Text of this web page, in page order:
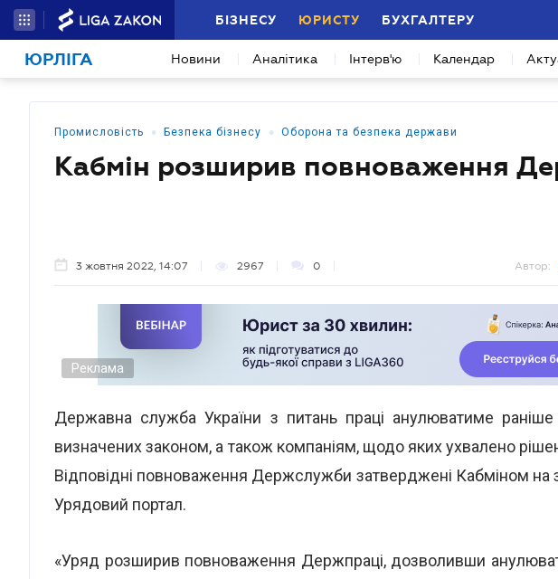
БІЗНЕСУ ЮРИСТУ БУХГАЛТЕРУ
ЮРЛІГА Новини Аналітика Інтерв'ю Календар
Промисловість • Безпека бізнесу • Оборона та безпека держави
Кабмін розширив повноваження
3 жовтня 2022, 14:07 2967 0 Автор:
Реклама
Державна служба України з питань праці анулюватиме раніше
визначених законом, а також компаніям, щодо яких ухвалено
Відповідні повноваження Держслужби затверджені Кабміном на
Урядовий портал.
«Уряд розширив повноваження Держпраці, дозволивши